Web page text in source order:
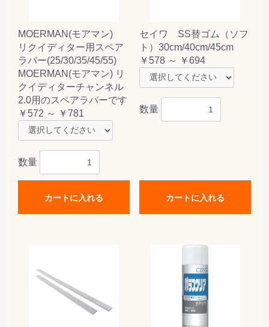
MOERMAN(モアマン)
リクイディター用スペア
ラバー(25/30/35/45/55)
MOERMAN(モアマン) リ
クイディターチャンネル
2.0用のスペアラバーです
￥572 ～ ￥781
数量
カートに入れる
セイワ SS替ゴム（ソフ
ト）30cm/40cm/45cm
￥578 ～ ￥694
数量
カートに入れる